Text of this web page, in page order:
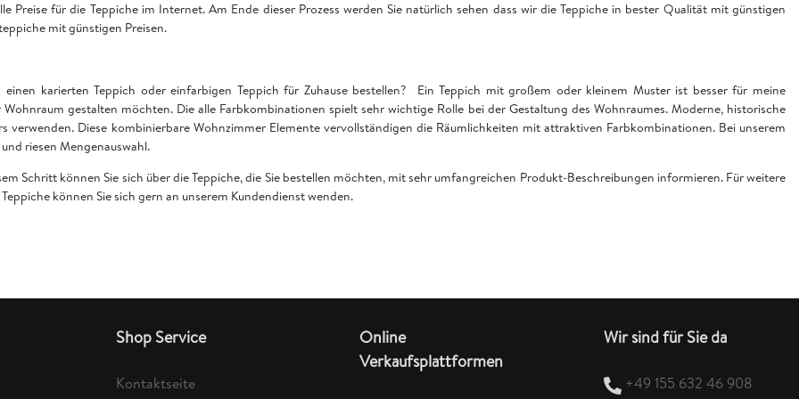
Preise für die Teppiche im Internet. Am Ende dieser Prozess werden Sie natürlich sehen dass wir die Teppiche in bester Qualität mit günstigen
mit günstigen Preisen.
karierten Teppich oder einfarbigen Teppich für Zuhause bestellen? Ein Teppich mit großem oder kleinem Muster ist besser für meine
gestalten möchten. Die alle Farbkombinationen spielt sehr wichtige Rolle bei der Gestaltung des Wohnraumes. Moderne, historische
verwenden. Diese kombinierbare Wohnzimmer Elemente vervollständigen die Räumlichkeiten mit attraktiven Farbkombinationen. Bei unserem
riesen Mengenauswahl.
Schritt können Sie sich über die Teppiche, die Sie bestellen möchten, mit sehr umfangreichen Produkt-Beschreibungen informieren. Für weitere
können Sie sich gern an unserem Kundendienst wenden.
Shop Service
Kontaktseite
Online
Verkaufsplattformen
Wir sind für Sie da
+49 155 632 46 908